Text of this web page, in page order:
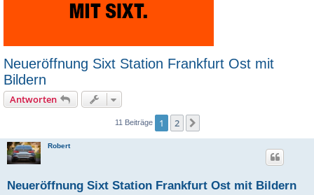
Neueröffnung Sixt Station Frankfurt Ost mit
Bildern
Antworten
11 Beiträge 1 2
Robert
Neueröffnung Sixt Station Frankfurt Ost mit Bildern